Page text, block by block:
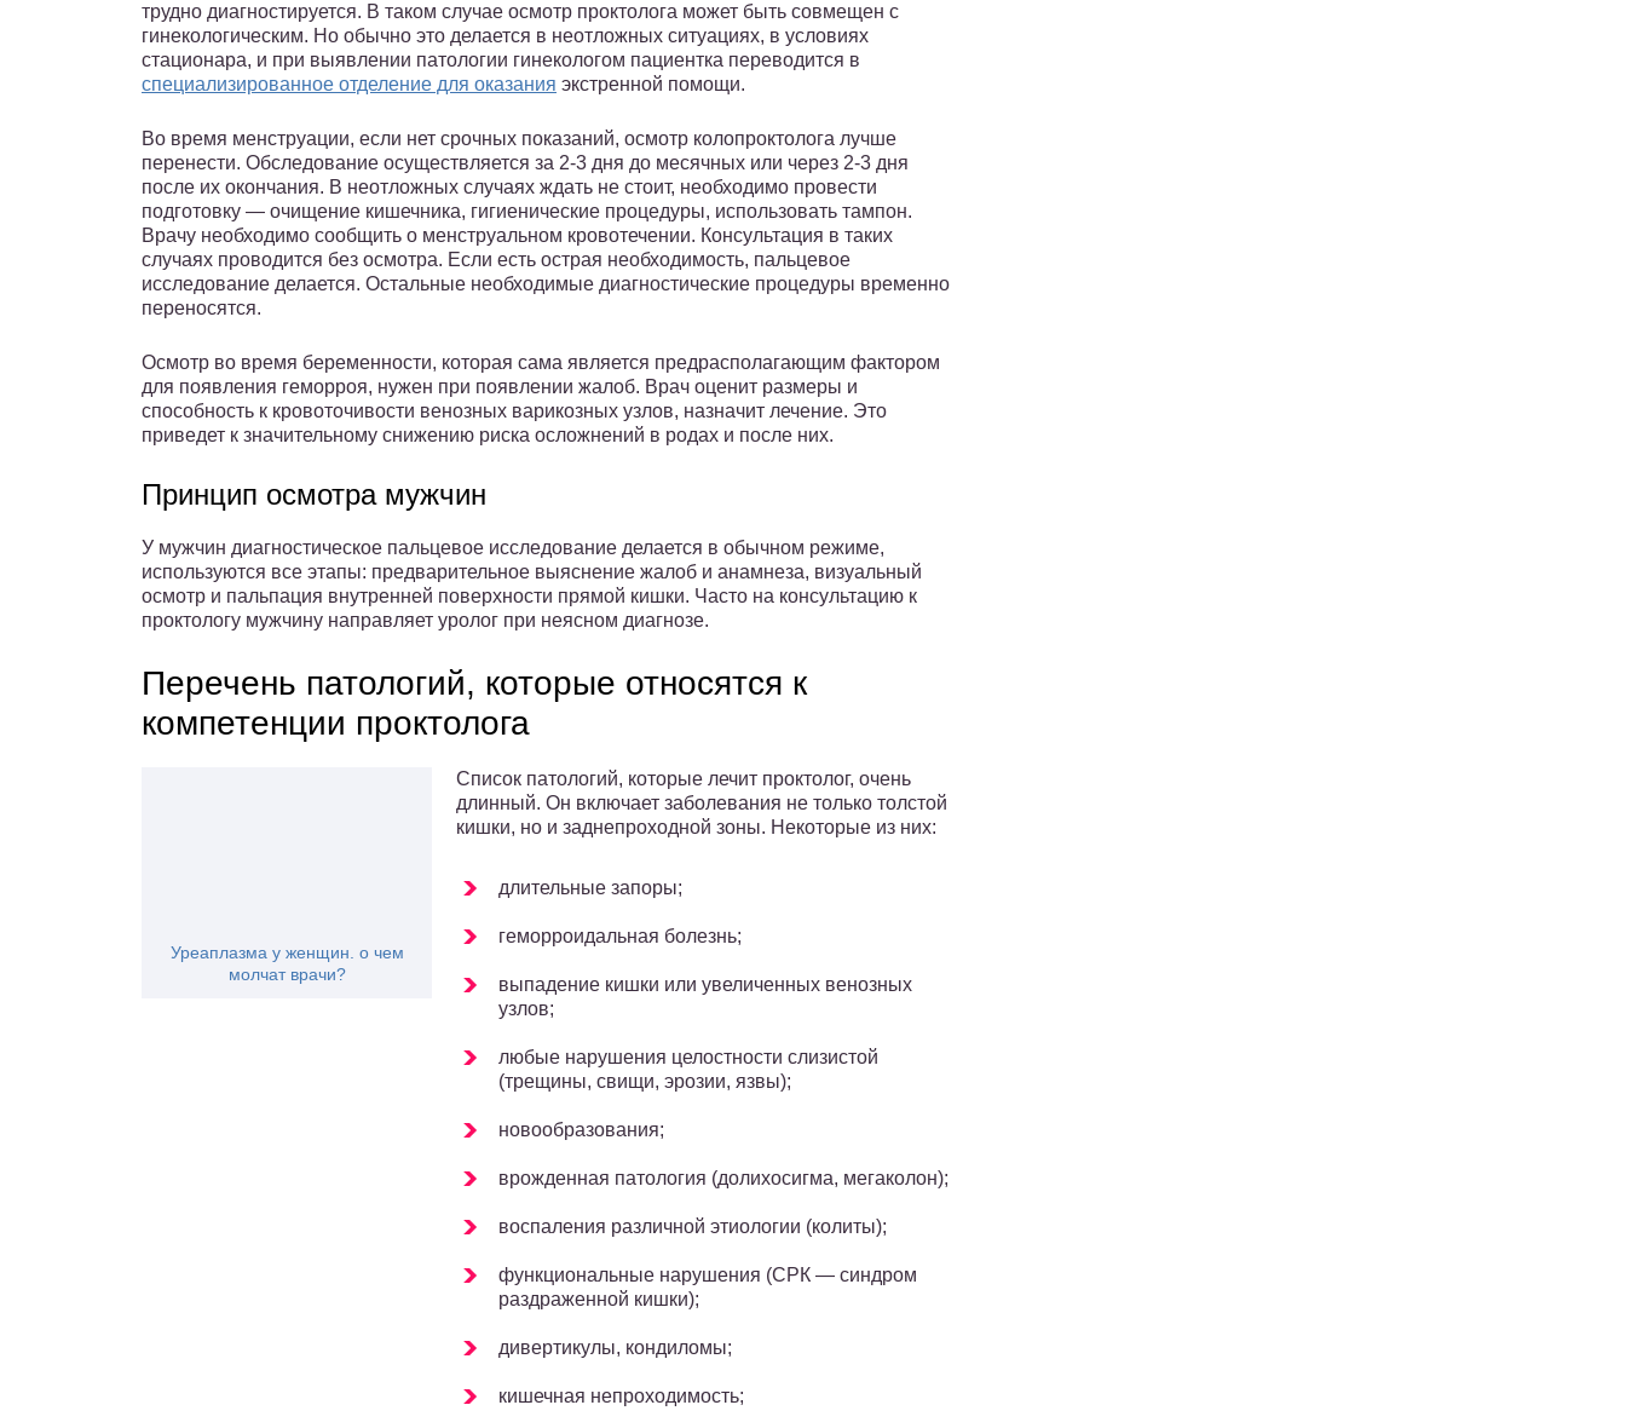
трудно диагностируется. В таком случае осмотр проктолога может быть совмещен с
гинекологическим. Но обычно это делается в неотложных ситуациях, в условиях
стационара, и при выявлении патологии гинекологом пациентка переводится в
специализированное отделение для оказания экстренной помощи.
Во время менструации, если нет срочных показаний, осмотр колопроктолога лучше
перенести. Обследование осуществляется за 2-3 дня до месячных или через 2-3 дня
после их окончания. В неотложных случаях ждать не стоит, необходимо провести
подготовку — очищение кишечника, гигиенические процедуры, использовать тампон.
Врачу необходимо сообщить о менструальном кровотечении. Консультация в таких
случаях проводится без осмотра. Если есть острая необходимость, пальцевое
исследование делается. Остальные необходимые диагностические процедуры временно
переносятся.
Осмотр во время беременности, которая сама является предрасполагающим фактором
для появления геморроя, нужен при появлении жалоб. Врач оценит размеры и
способность к кровоточивости венозных варикозных узлов, назначит лечение. Это
приведет к значительному снижению риска осложнений в родах и после них.
Принцип осмотра мужчин
У мужчин диагностическое пальцевое исследование делается в обычном режиме,
используются все этапы: предварительное выяснение жалоб и анамнеза, визуальный
осмотр и пальпация внутренней поверхности прямой кишки. Часто на консультацию к
проктологу мужчину направляет уролог при неясном диагнозе.
Перечень патологий, которые относятся к
компетенции проктолога
Уреаплазма у женщин. о чем
молчат врачи?
Список патологий, которые лечит проктолог, очень
длинный. Он включает заболевания не только толстой
кишки, но и заднепроходной зоны. Некоторые из них:
длительные запоры;
геморроидальная болезнь;
выпадение кишки или увеличенных венозных
узлов;
любые нарушения целостности слизистой
(трещины, свищи, эрозии, язвы);
новообразования;
врожденная патология (долихосигма, мегаколон);
воспаления различной этиологии (колиты);
функциональные нарушения (СРК — синдром
раздраженной кишки);
дивертикулы, кондиломы;
кишечная непроходимость;